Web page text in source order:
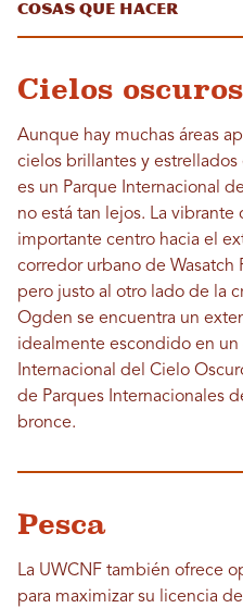
Cosas que hacer
Cielos oscuros
Aunque hay muchas áreas
cielos brillantes y
es un Parque Internacional
no está tan lejos. La
importante centro hacia el
corredor urbano de Wasatch
pero justo al otro lado de la
Ogden se encuentra un
idealmente escondido en un
Internacional del Cielo
de Parques Internacionales
bronce.
Pesca
La UWCNF también ofrece
para maximizar su licencia